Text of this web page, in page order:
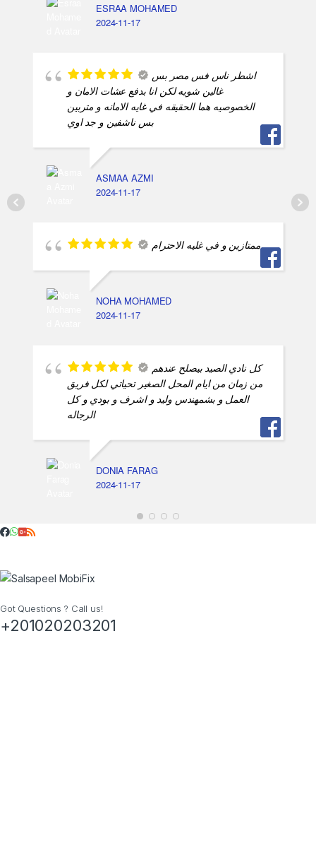
ESRAA MOHAMED
2024-11-17
اشطر ناس فس مصر بس
غالين شويه لكن انا بدفع عشات الامان و
الخصوصيه هما الحقيقه في غايه الامانه و متربين
بس ناشفين و جد اوي
ASMAA AZMI
2024-11-17
ممتازين و في غليه الاحترام
NOHA MOHAMED
2024-11-17
كل نادي الصيد بيصلح عندهم
من زمان من ايام المحل الصغير تحياتي لكل فريق
العمل و بشمهندس وليد و اشرف و بودي و كل
الرجاله
DONIA FARAG
2024-11-17
Got Questions ? Call us!
+201020203201